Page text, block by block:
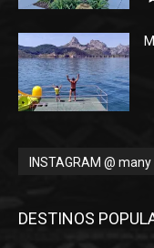
INSTAGRAM @
DESTINOS